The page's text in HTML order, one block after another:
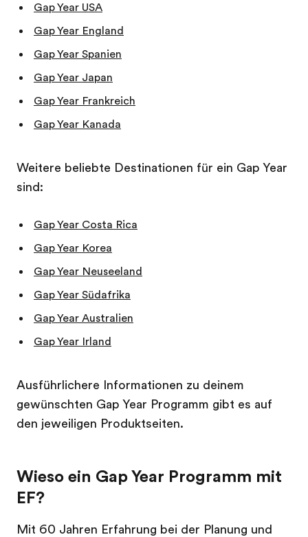
Gap Year USA
Gap Year England
Gap Year Spanien
Gap Year Japan
Gap Year Frankreich
Gap Year Kanada
Weitere beliebte Destinationen für ein Gap Year
sind:
Gap Year Costa Rica
Gap Year Korea
Gap Year Neuseeland
Gap Year Südafrika
Gap Year Australien
Gap Year Irland
Ausführlichere Informationen zu deinem
gewünschten Gap Year Programm gibt es auf
den jeweiligen Produktseiten.
Wieso ein Gap Year Programm mit
EF?
Mit 60 Jahren Erfahrung bei der Planung und